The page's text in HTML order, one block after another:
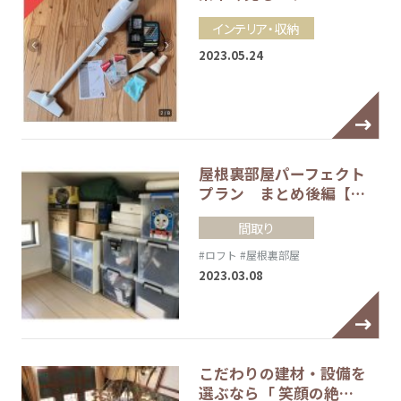
インテリア・収納
2023.05.24
屋根裏部屋パーフェクト
プラン まとめ後編【…
間取り
#ロフト #屋根裏部屋
2023.03.08
こだわりの建材・設備を
選ぶなら「 笑顔の絶…